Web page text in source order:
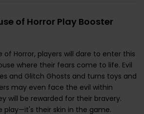
of Horror Play Booster
of Horror, players will dare to enter this
where their fears come to life. Evil
and Glitch Ghosts and turns toys and
may even face the evil within
will be rewarded for their bravery.
their skin in the game.